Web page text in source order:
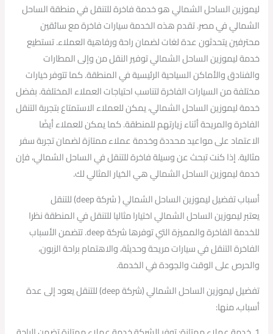
ليموزين الساحل الشمالي هو خدمة فاخرة للتنقل في منطقة الساحل
الشمالي في مصر. تقدم هذه الخدمة سيارات فاخرة مع سائقين
محترفين يتحدثون عدة لغات لضمان راحة ورفاهية العملاء. تستطيع
خدمة ليموزين الساحل الشمالي توفير النقل من وإلى المطارات
والفنادق والأماكن السياحية الرئيسية في المنطقة. كما تتوفر خيارات
مختلفة من السيارات الفاخرة لتناسب احتياجات العملاء المختلفة. بفضل
خدمة ليموزين الساحل الشمالي، يمكن للعملاء الاستمتاع بتجربة التنقل
الفاخرة والمريحة أثناء زيارتهم للمنطقة. كما يمكن للعملاء أيضًا
الاعتماد على مواعيد محددة وخدمة عملاء ممتازة لضمان تجربة سفر
مثالية. إذا كنت تبحث عن وسيلة فاخرة للتنقل في الساحل الشمالي، فإن
خدمة ليموزين الساحل الشمالي هي الخيار المثالي لك.
أسباب تفضيل ليموزين الساحل الشمالي ( شركة deep) للتنقل
يعتبر ليموزين الساحل الشمالي اختيارا مثاليا للتنقل في المنطقة نظرا
للخدمة الفاخرة والمميزة التي توفرها شركة deep. تتضمن الأسباب
الفاخرة التنقل في سيارات مريحة وحديثة، والاهتمام براحة الزبون،
والحرص على الوقت والجودة في الخدمة.
تفضيل ليموزين الساحل الشمالي (شركة deep) للتنقل يعود إلى عدة
أسباب، منها: